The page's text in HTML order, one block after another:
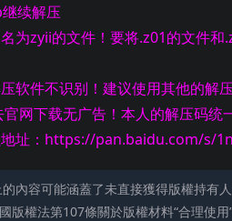
续解压
zyii的文件！要将.z01的文件和
压软件不识别！建议使用其他的
网下载无广告！本人的解压码统
地址：https://pan.baidu.com/s/
內容可能涵蓋了未直接獲得版權持有
版權法第107條關於版權材料“合理使